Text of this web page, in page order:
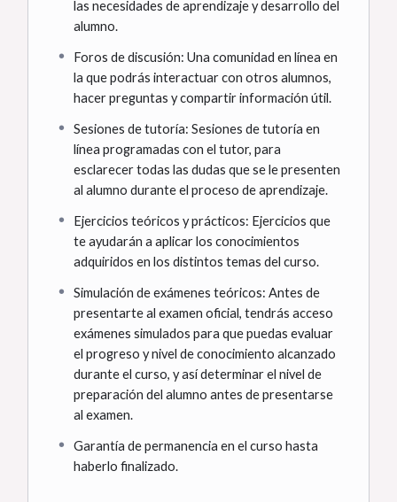
las necesidades de aprendizaje y desarrollo del
alumno.
Foros de discusión: Una comunidad en línea en
la que podrás interactuar con otros alumnos,
hacer preguntas y compartir información útil.
Sesiones de tutoría: Sesiones de tutoría en
línea programadas con el tutor, para
esclarecer todas las dudas que se le presenten
al alumno durante el proceso de aprendizaje.
Ejercicios teóricos y prácticos: Ejercicios que
te ayudarán a aplicar los conocimientos
adquiridos en los distintos temas del curso.
Simulación de exámenes teóricos: Antes de
presentarte al examen oficial, tendrás acceso
exámenes simulados para que puedas evaluar
el progreso y nivel de conocimiento alcanzado
durante el curso, y así determinar el nivel de
preparación del alumno antes de presentarse
al examen.
Garantía de permanencia en el curso hasta
haberlo finalizado.